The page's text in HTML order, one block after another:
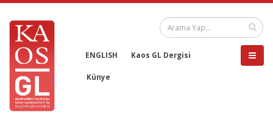
ENGLISH Kaos GL Dergisi
Künye